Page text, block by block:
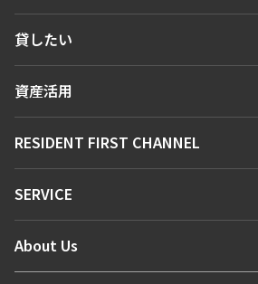
人気エリアから探す
新着情報から探す
新着募集情報
貸したい
お問い合わせ
資産活用
お問い合わせ
RESIDENT FIRST CHANNEL
マンションレポート
住まいのコラム
SERVICE
会員ページ
About Us